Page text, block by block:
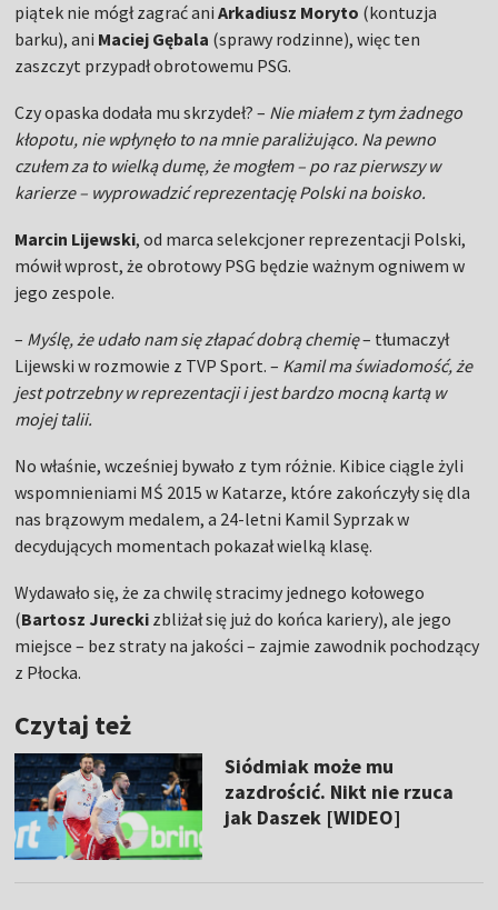
piątek nie mógł zagrać aniArkadiusz Moryto (kontuzja
barku), ani Maciej Gębala (sprawy rodzinne), więc ten
zaszczyt przypadł obrotowemu PSG.
Czy opaska dodała mu skrzydeł? – Nie miałem z tym żadnego
kłopotu, nie wpłynęło to na mnie paraliżująco. Na pewno
czułem za to wielką dumę, że mogłem – po raz pierwszy w
karierze – wyprowadzić reprezentację Polski na boisko.
Marcin Lijewski, od marca selekcjoner reprezentacji Polski,
mówił wprost, że obrotowy PSG będzie ważnym ogniwem w
jego zespole.
– Myślę, że udało nam się złapać dobrą chemię– tłumaczył
Lijewski w rozmowie z TVP Sport. – Kamil ma świadomość, że
jest potrzebny w reprezentacji i jest bardzo mocną kartą w
mojej talii.
No właśnie, wcześniej bywało z tym różnie. Kibice ciągle żyli
wspomnieniami MŚ 2015 w Katarze, które zakończyły się dla
nas brązowym medalem, a 24-letni Kamil Syprzak w
decydujących momentach pokazał wielką klasę.
Wydawało się, że za chwilę stracimy jednego kołowego
(Bartosz Jurecki zbliżał się już do końca kariery), ale jego
miejsce – bez straty na jakości – zajmie zawodnik pochodzący
z Płocka.
Czytaj też
Siódmiak może mu
zazdrościć. Nikt nie rzuca
jak Daszek [WIDEO]